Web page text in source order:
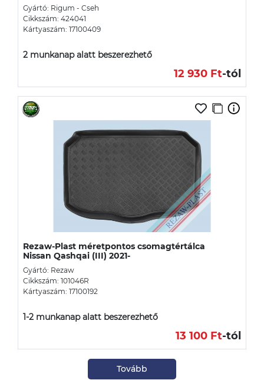
Gyártó: Rigum - Cseh
Cikkszám: 424041
Kártyaszám: 17100409
2 munkanap alatt beszerezhető
12 930 Ft-tól
Rezaw-Plast méretpontos csomagtértálca
Nissan Qashqai (III) 2021-
Gyártó: Rezaw
Cikkszám: 101046R
Kártyaszám: 17100192
1-2 munkanap alatt beszerezhető
13 100 Ft-tól
Tovább